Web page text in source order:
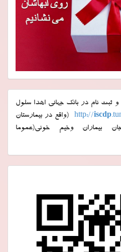
ثبت نام در بانک جهانی اهدا سلول
http://iscdp
(واقع در بیمارستان
بیماران وخیم خونی(عموما